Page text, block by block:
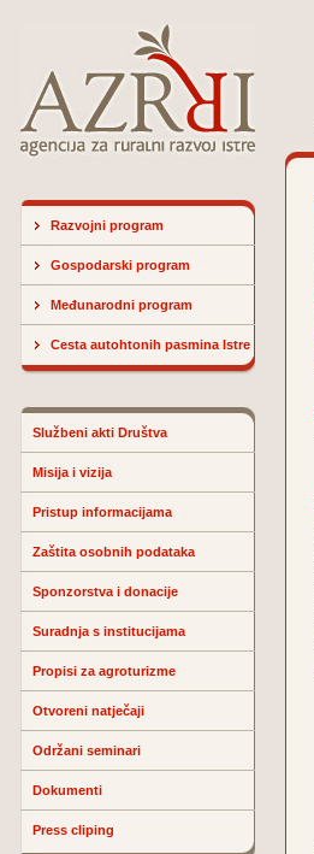
Razvojni program
Gospodarski program
Međunarodni program
Cesta autohtonih pasmina Istre
Službeni akti Društva
Misija i vizija
Pristup informacijama
Zaštita osobnih podataka
Sponzorstva i donacije
Suradnja s institucijama
Propisi za agroturizme
Otvoreni natječaji
Održani seminari
Dokumenti
Press cliping